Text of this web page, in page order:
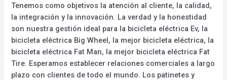
Tenemos como objetivos la atención al cliente, la calidad,
la integración y la innovación. La verdad y la honestidad
son nuestra gestión ideal para la bicicleta eléctrica Ev, la
bicicleta eléctrica Big Wheel, la mejor bicicleta eléctrica, la
bicicleta eléctrica Fat Man, la mejor bicicleta eléctrica Fat
Tire. Esperamos establecer relaciones comerciales a largo
plazo con clientes de todo el mundo. Los patinetes y